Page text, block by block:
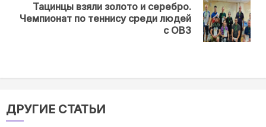
Next
Тацинцы взяли золото и серебро.
Чемпионат по теннису среди людей
с ОВЗ
ДРУГИЕ СТАТЬИ